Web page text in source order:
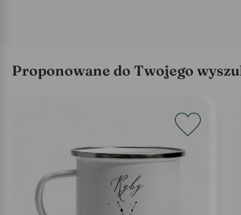
Proponowane do Twojego